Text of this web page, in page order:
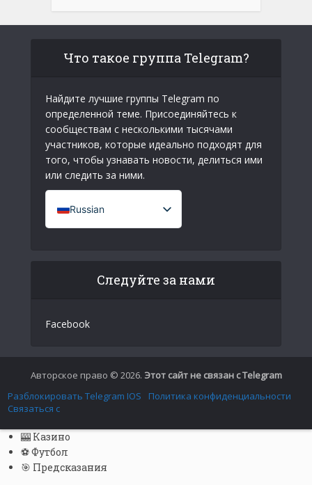
Что такое группа Telegram?
Найдите лучшие группы Telegram по
определенной теме. Присоединяйтесь к
сообществам с несколькими тысячами
участников, которые идеально подходят для
того, чтобы узнавать новости, делиться ими
или следить за ними.
Russian
French (France)
Spanish
Chinese
Следуйте за нами
Facebook
Авторское право © 2026. Этот сайт не связан с Telegram
Разблокировать Telegram IOS
Политика конфиденциальности
Связаться с
🎰 Казино
⚽ Футбол
🎯 Предсказания